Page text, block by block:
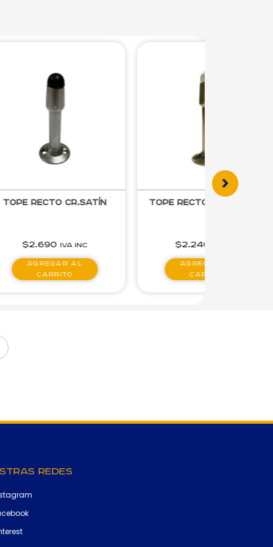
Tope recto Cr.Satín
$2.690 IVA inc
Agregar al
carrito
Tope Recto Bronceado
$2.240
Agregar al
carrito
Redes